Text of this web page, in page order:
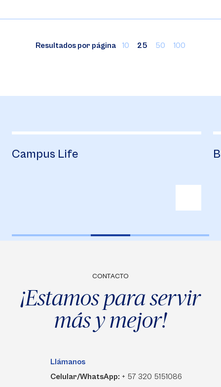
Resultados por página 10 25 50 100
Campus Life
CONTACTO
¡Estamos para servir
más y mejor!
Llámanos
Celular/WhatsApp: + 57 320 5151086